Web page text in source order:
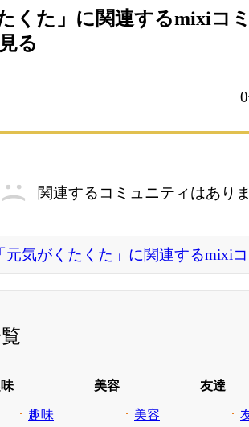
くた」に関連するmixiコミ
る
関連するコミュニティはあり
「元気がくたくた」に関連するmixi
趣味
美容
美容
友達